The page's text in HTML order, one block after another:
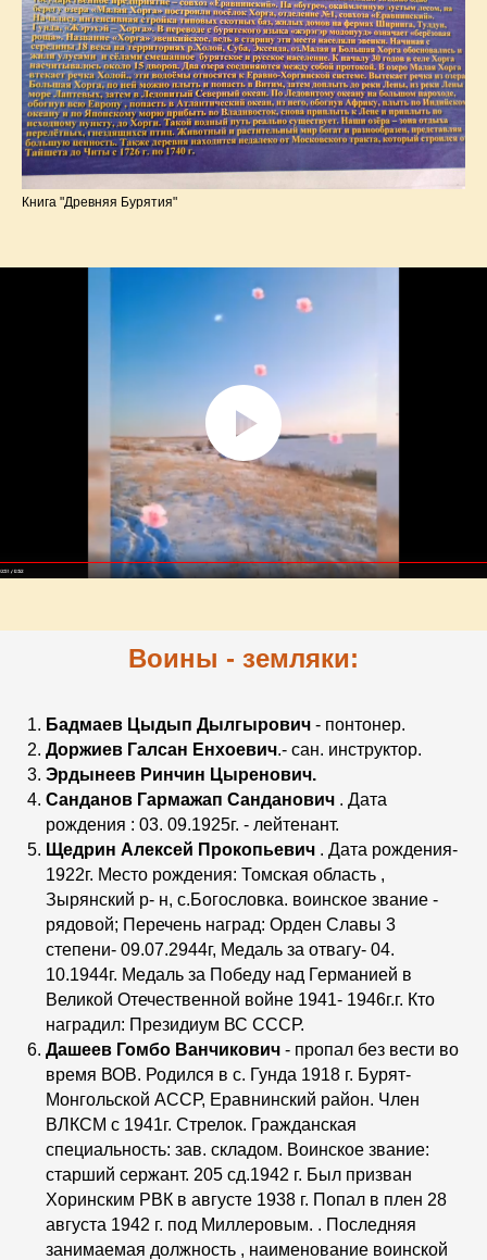
Книга "Древняя Бурятия"
Воины - земляки:
Бадмаев Цыдып Дылгырович - понтонер.
Доржиев Галсан Енхоевич.- сан. инструктор.
Эрдынеев Ринчин Цыренович.
Санданов Гармажап Санданович . Дата
рождения : 03. 09.1925г. - лейтенант.
Щедрин Алексей Прокопьевич . Дата рождения-
1922г. Место рождения: Томская область ,
Зырянский р- н, с.Богословка. воинское звание -
рядовой; Перечень наград: Орден Славы 3
степени- 09.07.2944г, Медаль за отвагу- 04.
10.1944г. Медаль за Победу над Германией в
Великой Отечественной войне 1941- 1946г.г. Кто
наградил: Президиум ВС СССР.
Дашеев Гомбо Ванчикович - пропал без вести во
время ВОВ. Родился в с. Гунда 1918 г. Бурят-
Монгольской АССР, Еравнинский район. Член
ВЛКСМ с 1941г. Стрелок. Гражданская
специальность: зав. складом. Воинское звание:
старший сержант. 205 сд.1942 г. Был призван
Хоринским РВК в августе 1938 г. Попал в плен 28
августа 1942 г. под Миллеровым. . Последняя
занимаемая должность , наименование воинской